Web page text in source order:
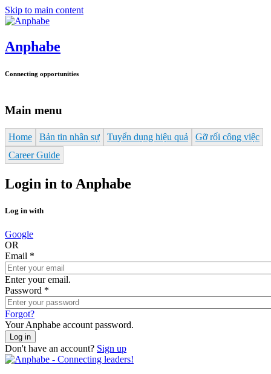
Skip to main content
Anphabe
Connecting opportunities
Main menu
Home Bản tin nhân sự Tuyển dụng hiệu quả
Gỡ rối công việc
Career Guide
Login in to Anphabe
Log in with
Google
OR
Email *
Enter your email.
Password *
Forgot?
Your Anphabe account password.
Don't have an account? Sign up